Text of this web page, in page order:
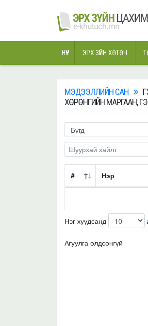
НҮҮР ЭРХ ЗҮЙН ХӨТӨЧ
МЭДЭЭЛЛИЙН САН
ХӨРӨНГИЙН МАРГААН,
# Нэр
Нэг хуудсанд
Агуулга олдсонгүй